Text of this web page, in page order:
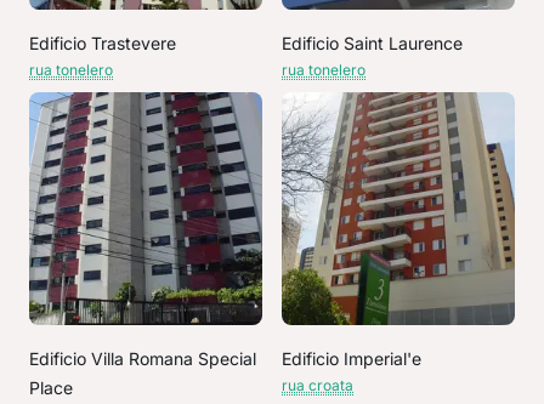
Edificio Trastevere
rua tonelero
Edificio Saint Laurence
rua tonelero
Edificio Villa Romana Special
Place
Edificio Imperial'e
rua croata